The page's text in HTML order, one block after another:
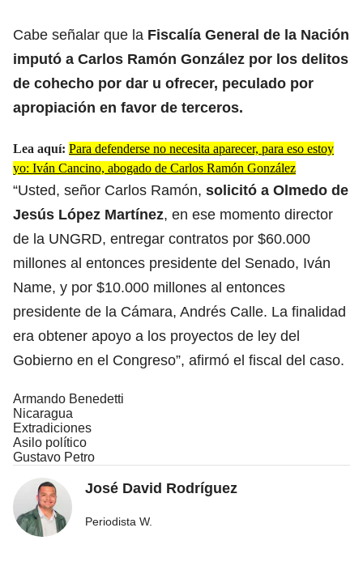
Cabe señalar que la Fiscalía General de la Nación
imputó a Carlos Ramón González por los delitos
de cohecho por dar u ofrecer, peculado por
apropiación en favor de terceros.
Lea aquí: Para defenderse no necesita aparecer, para eso estoy
yo: Iván Cancino, abogado de Carlos Ramón González
“Usted, señor Carlos Ramón, solicitó a Olmedo de
Jesús López Martínez, en ese momento director
de la UNGRD, entregar contratos por $60.000
millones al entonces presidente del Senado, Iván
Name, y por $10.000 millones al entonces
presidente de la Cámara, Andrés Calle. La finalidad
era obtener apoyo a los proyectos de ley del
Gobierno en el Congreso”, afirmó el fiscal del caso.
Armando Benedetti
Nicaragua
Extradiciones
Asilo político
Gustavo Petro
José David Rodríguez
Periodista W.